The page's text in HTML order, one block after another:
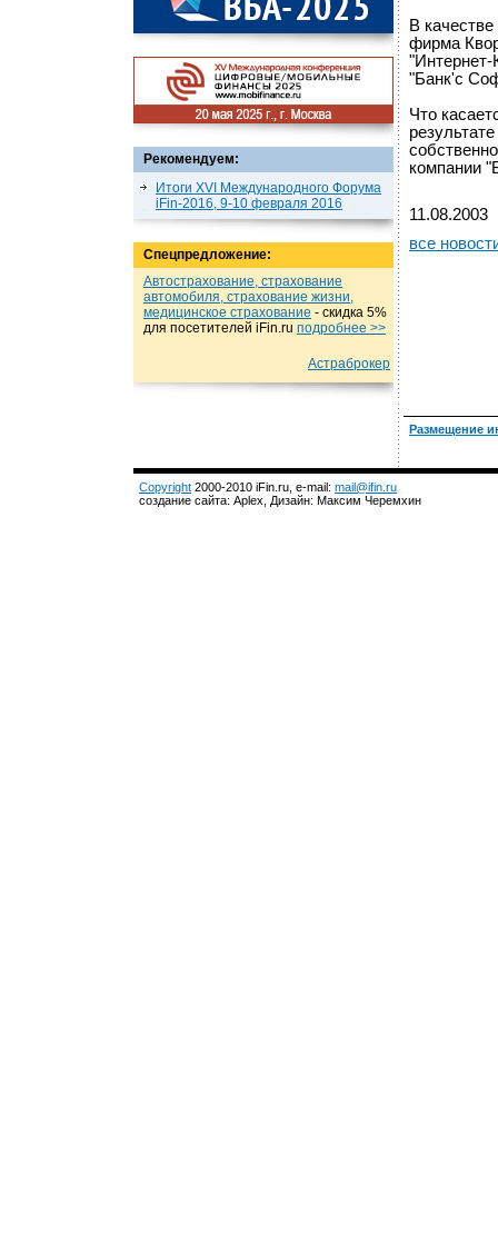
Рекомендуем:
Итоги XVI Международного Форума
iFin-2016, 9-10 февраля 2016
Спецпредложение:
Автострахование, страхование
автомобиля, страхование жизни,
медицинское страхование - cкидка 5%
для посетителей iFin.ru подробнеe >>
Астраброкер
В
фирма
"Интернет-
"Банк'c
Что
компании
11.08.2003
все
Размещение
Copyright 2000-2010 iFin.ru, e-mail: mail@ifin.ru
создание сайта: Aplex, Дизайн: Максим Черемхин